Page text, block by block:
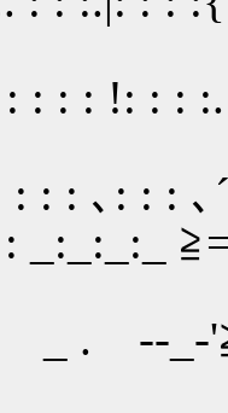
: : !: : : :.
: : ､: : :
. -